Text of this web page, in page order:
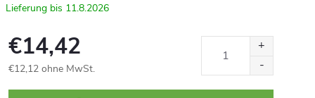
11.8.2026
€14,42
€12,12 ohne MwSt.